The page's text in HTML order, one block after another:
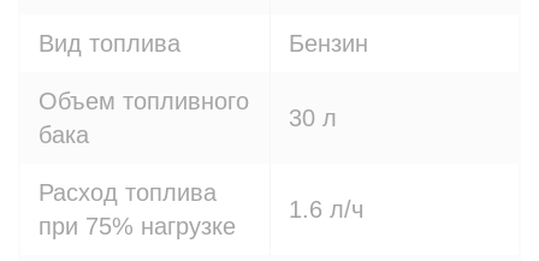
Вид топлива Бензин
Объем топливного
бака
30 л
Расход топлива
при 75% нагрузке
1.6 л/ч